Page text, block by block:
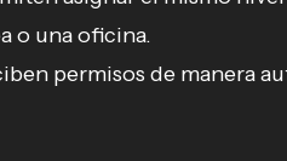
o una oficina.
permisos de manera